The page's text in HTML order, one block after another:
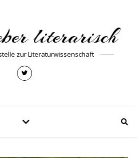
literarisch
zur Literaturwissenschaft